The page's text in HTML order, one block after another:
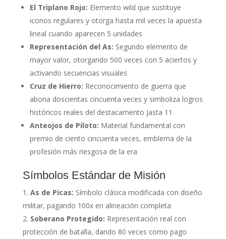
El Triplano Rojo: Elemento wild que sustituye
iconos regulares y otorga hasta mil veces la apuesta
lineal cuando aparecen 5 unidades
Representación del As: Segundo elemento de
mayor valor, otorgando 500 veces con 5 aciertos y
activando secuencias visuales
Cruz de Hierro: Reconocimiento de guerra que
abona doscientas cincuenta veces y simboliza logros
históricos reales del destacamento Jasta 11
Anteojos de Piloto: Material fundamental con
premio de ciento cincuenta veces, emblema de la
profesión más riesgosa de la era
Símbolos Estándar de Misión
As de Picas: Símbolo clásica modificada con diseño
militar, pagando 100x en alineación completa
Soberano Protegido: Representación real con
protección de batalla, dando 80 veces como pago